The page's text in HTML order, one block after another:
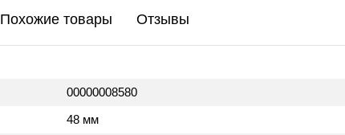
Похожие товары Отзывы
00000008580
48 мм